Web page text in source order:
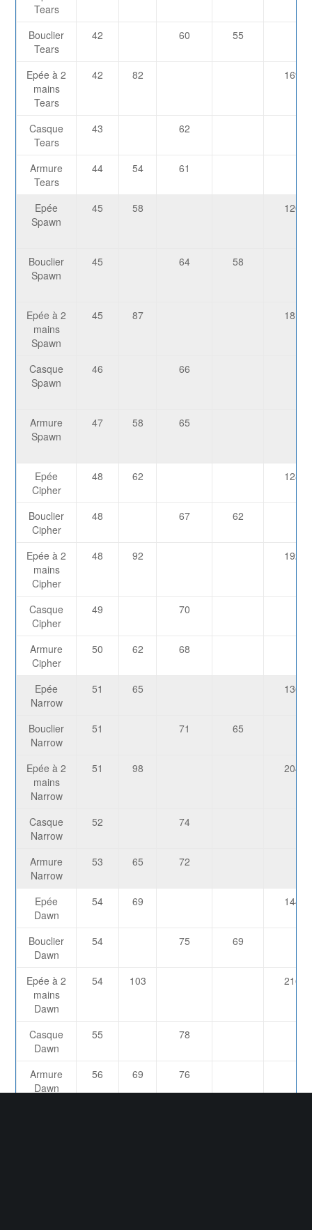
Tears
Bouclier
Tears
42 60 55
Epée à 2
mains
Tears
42 82 1691
Casque
Tears
43 62
Armure
Tears
44 54 61
Epée
Spawn
45 58 1206
Bouclier
Spawn
45 64 58
Epée à 2
mains
Spawn
45 87 1810
Casque
Spawn
46 66
Armure
Spawn
47 58 65
Epée
Cipher
48 62 1286
Bouclier
Cipher
48 67 62
Epée à 2
mains
Cipher
48 92 1929
Casque
Cipher
49 70
Armure
Cipher
50 62 68
Epée
Narrow
51 65 1365
Bouclier
Narrow
51 71 65
Epée à 2
mains
Narrow
51 98 2048
Casque
Narrow
52 74
Armure
Narrow
53 65 72
Epée
Dawn
54 69 1445
Bouclier
Dawn
54 75 69
Epée à 2
mains
Dawn
54 103 2167
Casque
Dawn
55 78
Armure
Dawn
56 69 76